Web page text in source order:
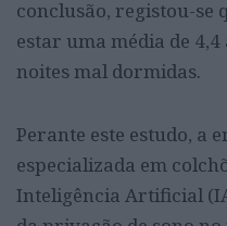
conclusão, registou-se
estar uma média de
noites mal dormidas.
Perante este estudo, a
especializada em
Inteligência Artificial